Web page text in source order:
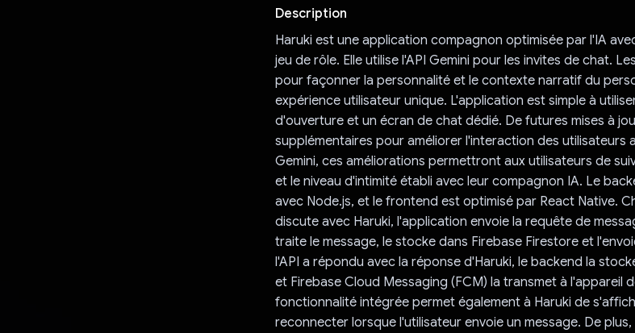
Description
Haruki est une application compagnon optimisée par l'IA
jeu de rôle. Elle utilise l'API Gemini pour les invites de chat.
pour façonner la personnalité et le contexte narratif du
expérience utilisateur unique. L'application est simple à
d'ouverture et un écran de chat dédié. De futures mises à
supplémentaires pour améliorer l'interaction des utilisateurs
Gemini, ces améliorations permettront aux utilisateurs de
et le niveau d'intimité établi avec leur compagnon IA. Le
avec Node.js, et le frontend est optimisé par React Native.
discute avec Haruki, l'application envoie la requête de
traite le message, le stocke dans Firebase Firestore et
l'API a répondu avec la réponse d'Haruki, le backend la
et Firebase Cloud Messaging (FCM) la transmet à l'appareil
fonctionnalité intégrée permet également à Haruki de
reconnecter lorsque l'utilisateur envoie un message. De